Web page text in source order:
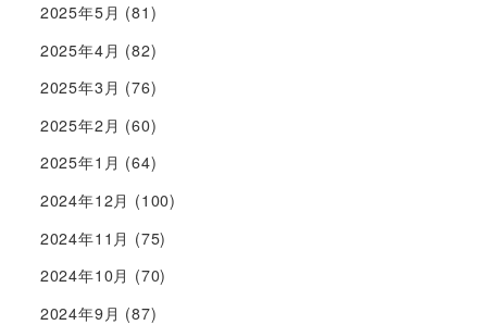
2025年5月 (81)
2025年4月 (82)
2025年3月 (76)
2025年2月 (60)
2025年1月 (64)
2024年12月 (100)
2024年11月 (75)
2024年10月 (70)
2024年9月 (87)